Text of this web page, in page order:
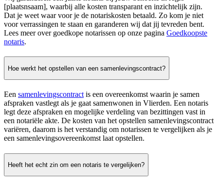
[plaatsnsaam], waarbij alle kosten transparant en inzichtelijk zijn.
Dat je weet waar voor je de notariskosten betaald. Zo kom je niet
voor verrassingen te staan en garanderen wij dat jij tevreden bent.
Lees meer over goedkope notarissen op onze pagina Goedkoopste
notaris.
Hoe werkt het opstellen van een samenlevingscontract?
Een samenlevingscontract is een overeenkomst waarin je samen
afspraken vastlegt als je gaat samenwonen in Vlierden. Een notaris
legt deze afspraken en mogelijke verdeling van bezittingen vast in
een notariële akte. De kosten van het opstellen samenlevingscontract
variëren, daarom is het verstandig om notarissen te vergelijken als je
een samenlevingsovereenkomst laat opstellen.
Heeft het echt zin om een notaris te vergelijken?